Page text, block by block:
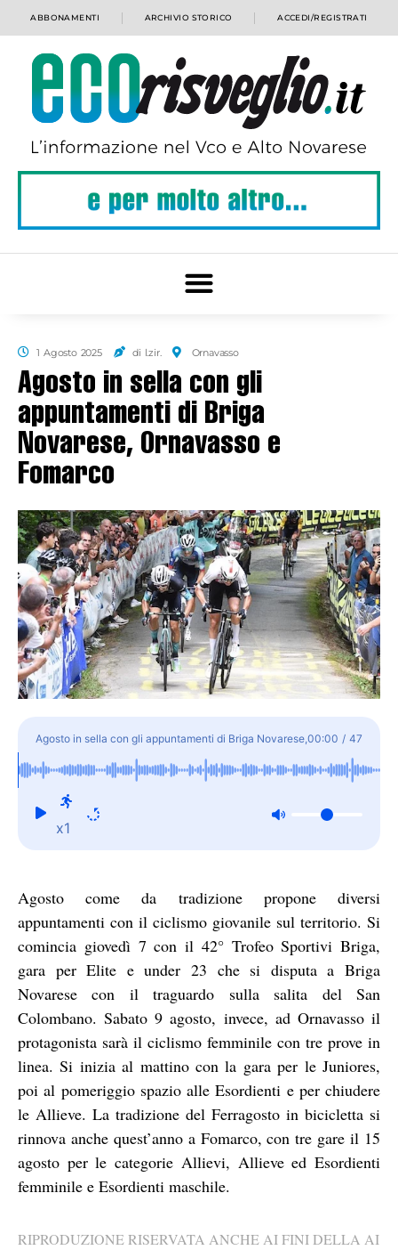
ABBONAMENTI ARCHIVIO STORICO ACCEDI/REGISTRATI
1 Agosto 2025 di l.zir. Ornavasso
Agosto in sella con gli
appuntamenti di Briga
Novarese, Ornavasso e
Fomarco
Agosto in sella con gli appuntamenti di Briga Novarese,
Ornavasso e Fomarco
00:00 / 47
x1
Agosto come da tradizione propone diversi
appuntamenti con il ciclismo giovanile sul territorio. Si
comincia giovedì 7 con il 42° Trofeo Sportivi Briga,
gara per Elite e under 23 che si disputa a Briga
Novarese con il traguardo sulla salita del San
Colombano. Sabato 9 agosto, invece, ad Ornavasso il
protagonista sarà il ciclismo femminile con tre prove in
linea. Si inizia al mattino con la gara per le Juniores,
poi al pomeriggio spazio alle Esordienti e per chiudere
le Allieve. La tradizione del Ferragosto in bicicletta si
rinnova anche quest’anno a Fomarco, con tre gare il 15
agosto per le categorie Allievi, Allieve ed Esordienti
femminile e Esordienti maschile.
RIPRODUZIONE RISERVATA ANCHE AI FINI DELLA AI